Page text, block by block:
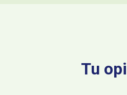
Tu